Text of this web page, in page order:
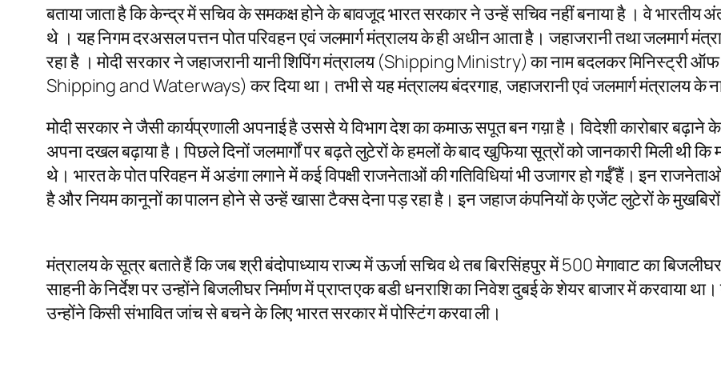
बताया जाता है कि केन्द्र में सचिव के समकक्ष होने के बावजूद भारत सरकार ने उन्हें सचिव नहीं बनाया है । वे भारतीय
थे । यह निगम दरअसल पत्तन पोत परिवहन एवं जलमार्ग मंत्रालय के ही अधीन आता है। जहाजरानी तथा जलमार्ग
रहा है । मोदी सरकार ने जहाजरानी यानी शिपिंग मंत्रालय (Shipping Ministry) का नाम बदलकर मिनिस्ट्री
Shipping and Waterways) कर दिया था। तभी से यह मंत्रालय बंदरगाह, जहाजरानी एवं जलमार्ग मंत्रालय के
मोदी सरकार ने जैसी कार्यप्रणाली अपनाई है उससे ये विभाग देश का कमाऊ सपूत बन गय़ा है। विदेशी कारोबार बढ़ाने
अपना दखल बढ़ाया है। पिछले दिनों जलमार्गों पर बढ़ते लुटेरों के हमलों के बाद खुफिया सूत्रों को जानकारी मिली थी
थे। भारत के पोत परिवहन में अडंगा लगाने में कई विपक्षी राजनेताओं की गतिविधियां भी उजागर हो गईँ हैं। इन
है और नियम कानूनों का पालन होने से उन्हें खासा टैक्स देना पड़ रहा है। इन जहाज कंपनियों के एजेंट लुटेरों के
मंत्रालय के सूत्र बताते हैं कि जब श्री बंदोपाध्याय राज्य में ऊर्जा सचिव थे तब बिरसिंहपुर में 500 मेगावाट का
साहनी के निर्देश पर उन्होंने बिजलीघर निर्माण में प्राप्त एक बडी धनराशि का निवेश दुबई के शेयर बाजार में करवाया
उन्होंने किसी संभावित जांच से बचने के लिए भारत सरकार में पोस्टिंग करवा ली।